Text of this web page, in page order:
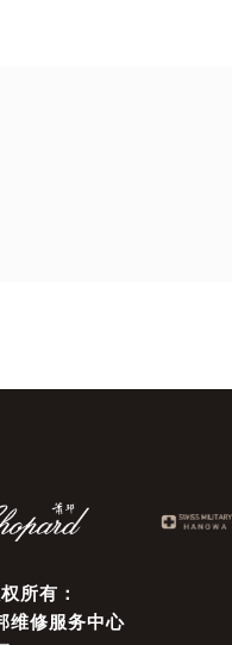
所有：
维修服务中心